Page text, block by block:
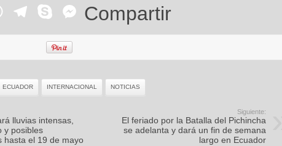
WhatsApp
Telegram
SkypeMessenger
Compartir
ECUADOR INTERNACIONAL NOTICIAS
lluvias intensas,
y posibles
hasta el 19 de mayo
Siguiente:
El feriado por la Batalla del Pichincha
se adelanta y dará un fin de semana
largo en Ecuador